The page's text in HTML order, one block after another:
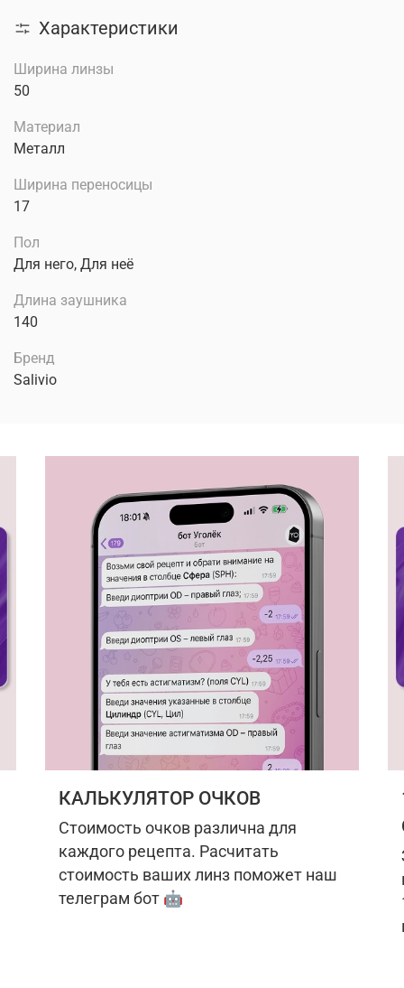
Характеристики
Ширина линзы
50
Материал
Металл
Ширина переносицы
17
Пол
Для него, Для неё
Длина заушника
140
Бренд
Salivio
КАЛЬКУЛЯТОР ОЧКОВ
Стоимость очков различна для
каждого рецепта. Расчитать
стоимость ваших линз поможет наш
телеграм бот 🤖